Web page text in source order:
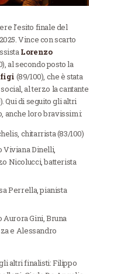
l’esito finale del
Vince con scarto
Lorenzo
al secondo posto la
(89/100), che è stata
al terzo la cantante
Qui di seguito gli altri
anche loro bravissimi:
chitarrista (83/100)
Viviana Dinelli,
Nicolucci, batterista
Perrella, pianista
Aurora Gini, Bruna
e Alessandro
altri finalisti: Filippo